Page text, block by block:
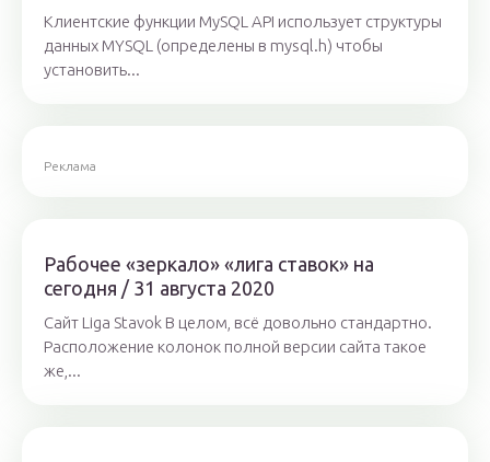
Клиентские функции MySQL API использует структуры
данных MYSQL (определены в mysql.h) чтобы
установить...
Реклама
Рабочее «зеркало» «лига ставок» на
сегодня / 31 августа 2020
Сайт Liga Stavok В целом, всё довольно стандартно.
Расположение колонок полной версии сайта такое
же,...